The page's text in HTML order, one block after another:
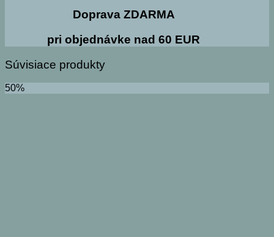
Doprava ZDARMA
pri objednávke nad 60 EUR
Súvisiace produkty
50%